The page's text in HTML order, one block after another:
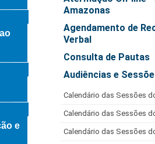
Amazonas
Agendamento de
Verbal
Consulta de Pautas
Audiências e
Calendário das Sessões
Calendário das Sessões
Calendário das Sessões
e